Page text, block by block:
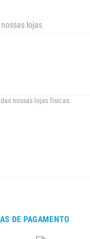
lojas
nossas lojas físicas.
DE PAGAMENTO